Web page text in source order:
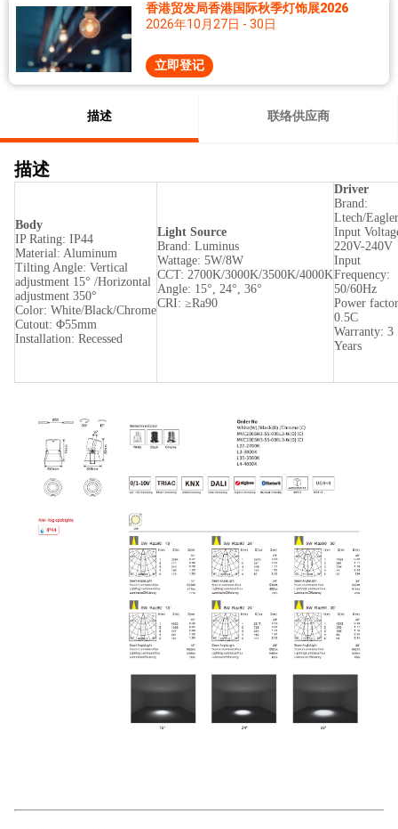
香港贸发局香港国际秋季灯饰展2026
2026年10月27日 - 30日
立即登记
描述 联络供应商
描述
Body
IP Rating: IP44
Material: Aluminum
Tilting Angle: Vertical
adjustment 15° /Horizontal
adjustment 350°
Color: White/Black/Chrome
Cutout: Φ55mm
Installation: Recessed
Light Source
Brand: Luminus
Wattage: 5W/8W
CCT: 2700K/3000K/3500K/4000K
Angle: 15°, 24°, 36°
CRI: ≥Ra90
Driver
Brand:
Ltech/
Input
220V-240V
Input
Frequency:
50/60Hz
Power
0.5C
Warranty: 3
Years